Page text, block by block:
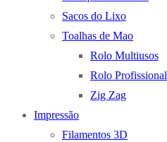
Sacos do Lixo
Toalhas de Mao
Rolo Multiusos
Rolo Profissional
Zig Zag
Impressão
Filamentos 3D